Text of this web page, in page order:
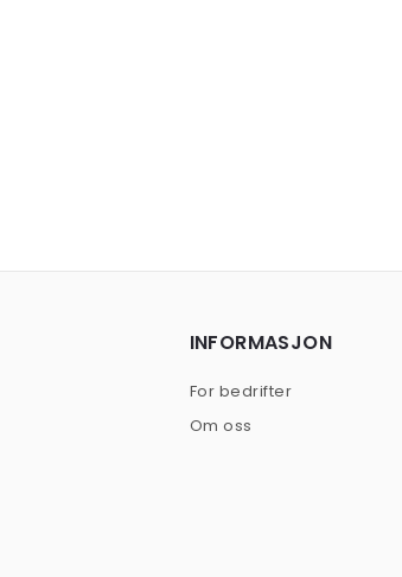
INFORMASJON
For bedrifter
Om oss